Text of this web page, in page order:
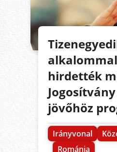
alkalommal
hirdették
jövőhöz
Irányvonal
Románia